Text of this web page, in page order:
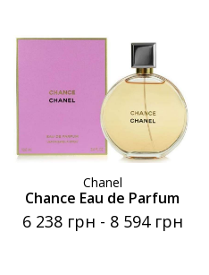
Chanel
Chance Eau de Parfum
6 238 грн - 8 594 грн